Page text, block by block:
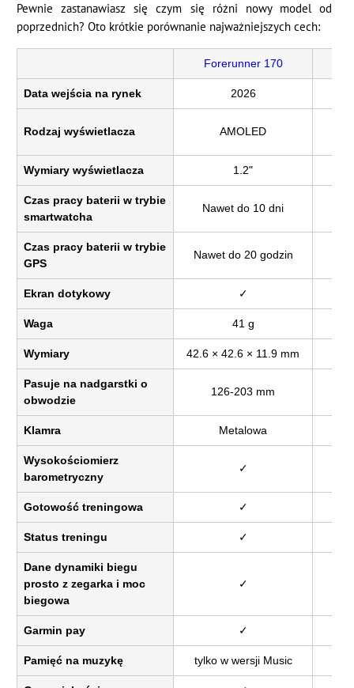
Pewnie zastanawiasz się czym się różni nowy model od
poprzednich? Oto krótkie porównanie najważniejszych cech:
Forerunner 170
Data wejścia na rynek 2026
Rodzaj wyświetlacza AMOLED
Wymiary wyświetlacza 1.2"
Czas pracy baterii w trybie
smartwatcha
Nawet do 10 dni
Czas pracy baterii w trybie
GPS
Nawet do 20 godzin
Ekran dotykowy ✓
Waga 41 g
Wymiary 42.6 × 42.6 × 11.9 mm
Pasuje na nadgarstki o
obwodzie
126-203 mm
Klamra Metalowa
Wysokościomierz
barometryczny
✓
Gotowość treningowa ✓
Status treningu ✓
Dane dynamiki biegu
prosto z zegarka i moc
biegowa
✓
Garmin pay ✓
Pamięć na muzykę tylko w wersji Music